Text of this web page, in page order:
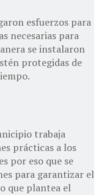
esfuerzos para
necesarias para
se instalaron
protegidas de
trabaja
prácticas a los
por eso que se
para garantizar el
que plantea el